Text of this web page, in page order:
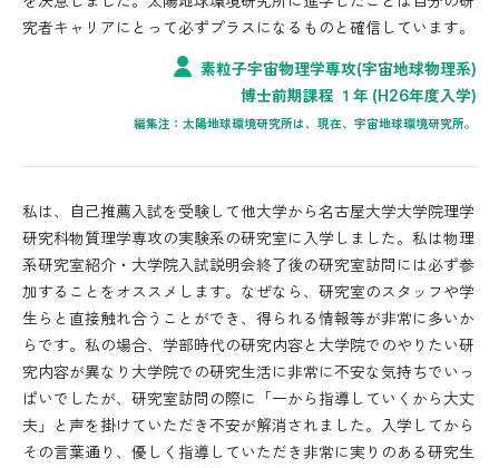
究者キャリアにとって必ずプラスになるものと確信しています。
素粒子宇宙物理学専攻(宇宙地球物理系)
博士前期課程 １年 (H26年度入学)
編集注：太陽地球環境研究所は、現在、宇宙地球環境研究所。
私は、自己推薦入試を受験して他大学から名古屋大学大学院理学
研究科物質理学専攻の実験系の研究室に入学しました。私は物理
系研究室紹介・大学院入試説明会終了後の研究室訪問には必ず参
加することをオススメします。なぜなら、研究室のスタッフや学
生らと直接触れ合うことができ、得られる情報等が非常に多いか
らです。私の場合、学部時代の研究内容と大学院でのやりたい研
究内容が異なり大学院での研究生活に非常に不安な気持ちでいっ
ぱいでしたが、研究室訪問の際に「一から指導していくから大丈
夫」と声を掛けていただき不安が解消されました。入学してから
その言葉通り、優しく指導していただき非常に実りのある研究生